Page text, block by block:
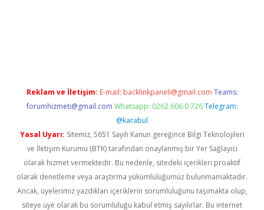
Reklam ve İletişim: E-mail: backlinkpaneli@gmail.com Teams:
forumhizmeti@gmail.com Whatsapp: 0262 606 0 726 Telegram:
@karabul
Yasal Uyarı: Sitemiz, 5651 Sayılı Kanun gereğince Bilgi Teknolojileri
ve İletişim Kurumu (BTK) tarafından onaylanmış bir Yer Sağlayıcı
olarak hizmet vermektedir. Bu nedenle, sitedeki içerikleri proaktif
olarak denetleme veya araştırma yükümlülüğümüz bulunmamaktadır.
Ancak, üyelerimiz yazdıkları içeriklerin sorumluluğunu taşımakta olup,
siteye üye olarak bu sorumluluğu kabul etmiş sayılırlar. Bu internet